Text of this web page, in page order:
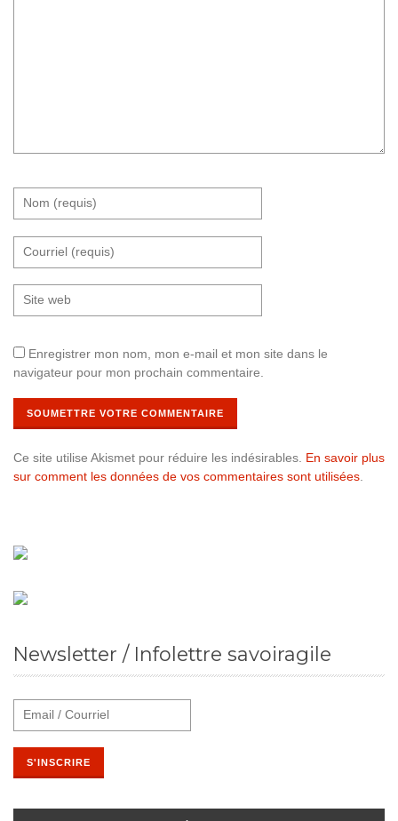
Enregistrer mon nom, mon e-mail et mon site dans le
navigateur pour mon prochain commentaire.
Ce site utilise Akismet pour réduire les indésirables. En savoir plus
sur comment les données de vos commentaires sont utilisées.
Newsletter / Infolettre savoiragile